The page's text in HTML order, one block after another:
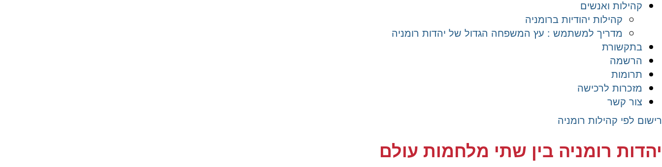
קהילות ואנשים
קהילות יהודיות ברומניה
מדריך למשתמש : עץ המשפחה הגדול של יהדות רומניה
בתקשורת
הרשמה
תרומות
מזכרות לרכישה
צור קשר
רישום לפי קהילות רומניה
יהדות רומניה בין שתי מלחמות עולם